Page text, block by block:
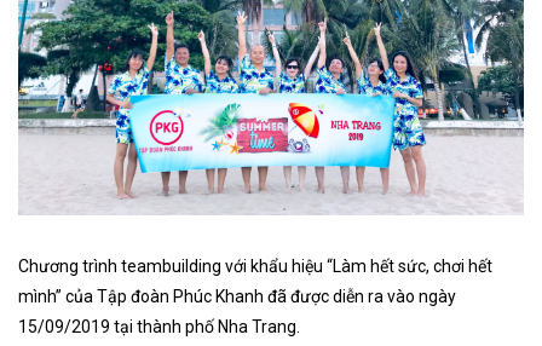
Chương trình teambuilding với khẩu hiệu “Làm hết sức, chơi hết
mình” của Tập đoàn Phúc Khanh đã được diễn ra vào ngày
15/09/2019 tại thành phố Nha Trang.